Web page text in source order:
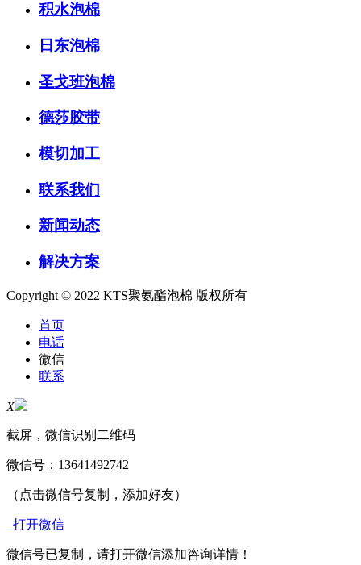
积水泡棉
日东泡棉
圣戈班泡棉
德莎胶带
模切加工
联系我们
新闻动态
解决方案
Copyright © 2022 KTS聚氨酯泡棉 版权所有
首页
电话
微信
联系
X
截屏，微信识别二维码
微信号： 13641492742
（点击微信号复制，添加好友）
打开微信
微信号已复制，请打开微信添加咨询详情！